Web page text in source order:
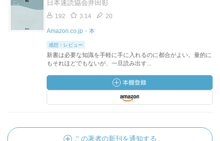
日本速読協会井田彰
192 3.14 20
Amazon.co.jp・本
感想・レビュー
新書は必要な知識を手軽に手に入れるのに都合がよい。量的に
もそれほどでもないが、一旦読み出す...
この著者の新刊を通知する